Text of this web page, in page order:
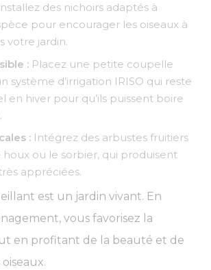
des nichoirs adaptés à
pour encourager les oiseaux à
votre jardin.
: Placez une petite coupelle
système d’irrigation IRISO qui reste
en hiver pour qu’ils puissent boire
: Intégrez des arbustes fruitiers
ou le sorbier, qui produisent
appréciées.
est un jardin vivant. En
vous favorisez la
en profitant de la beauté et de